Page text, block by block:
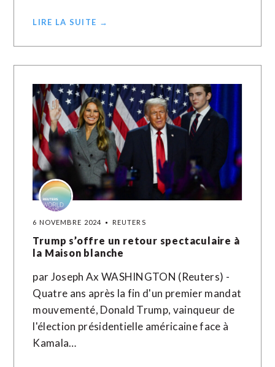
LIRE LA SUITE →
6 NOVEMBRE 2024 REUTERS
Trump s’offre un retour spectaculaire à
la Maison blanche
par Joseph Ax WASHINGTON (Reuters) -
Quatre ans après la fin d'un premier mandat
mouvementé, Donald Trump, vainqueur de
l'élection présidentielle américaine face à
Kamala…